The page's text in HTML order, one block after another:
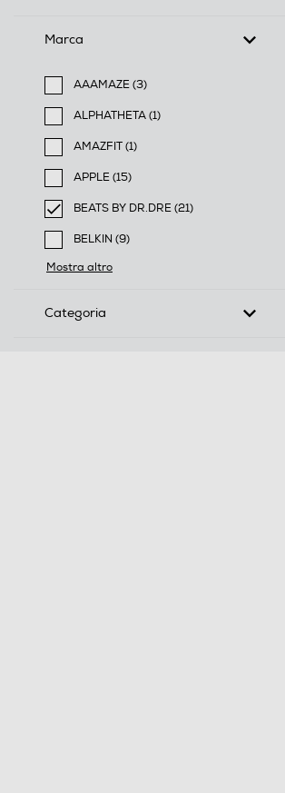
Marca
AAAMAZE (3)
Filtra per Marca: AAAMAZE
ALPHATHETA (1)
Filtra per Marca: ALPHATHETA
AMAZFIT (1)
Filtra per Marca: AMAZFIT
APPLE (15)
Filtra per Marca: APPLE
BEATS BY DR.DRE (21)
selected Filtro applicato per Marca:
BELKIN (9)
Filtra per Marca: BELKIN
Mostra altro
Categoria